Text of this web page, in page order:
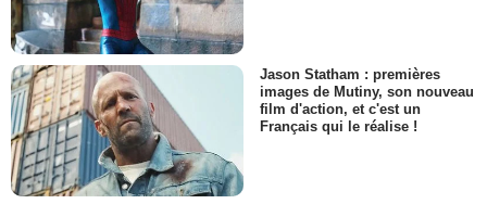
Jason Statham : premières
images de Mutiny, son nouveau
film d'action, et c'est un
Français qui le réalise !